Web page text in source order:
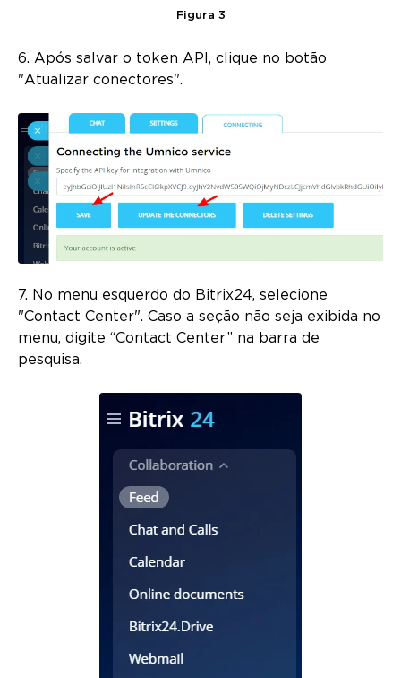
Figura 3
6. Após salvar o token API, clique no botão
"Atualizar conectores".
7. No menu esquerdo do Bitrix24, selecione
"Contact Center". Caso a seção não seja exibida no
menu, digite “Contact Center” na barra de
pesquisa.